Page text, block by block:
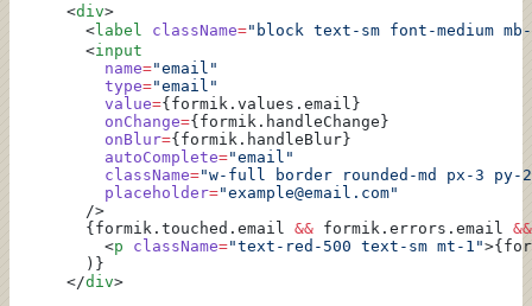
      <
div>
        <
label className="block text-sm font-medium
        <
input
          name
="email"
          type
="email"
          value
={formik.values.email}
          onChange
={formik.handleChange}
          onBlur
={formik.handleBlur}
          autoComplete
="email"
          className
="w-full border rounded-md px-3
          placeholder
="example@email.com"
        />
        {formik.touched.email
&& formik.errors.email &&
          <
p className="text-red-500 text-sm mt-1"
        )}
      </
div>